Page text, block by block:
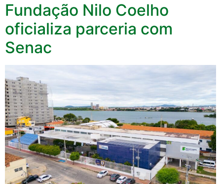
Fundação Nilo Coelho
oficializa parceria com
Senac